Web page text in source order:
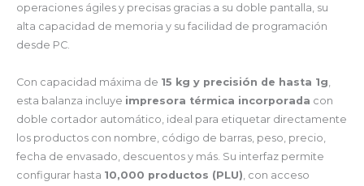
operaciones ágiles y precisas gracias a su doble pantalla, su
alta capacidad de memoria y su facilidad de programación
desde PC.
Con capacidad máxima de 15 kg y precisión de hasta 1g
esta balanza incluye impresora térmica incorporada con
doble cortador automático, ideal para etiquetar directamente
los productos con nombre, código de barras, peso, precio,
fecha de envasado, descuentos y más. Su interfaz permite
configurar hasta 10,000 productos (PLU) , con acceso